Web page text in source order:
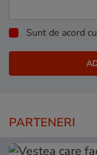
Sunt de acord cu
PARTENERI